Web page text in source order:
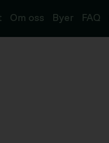
Om oss Byer FAQ